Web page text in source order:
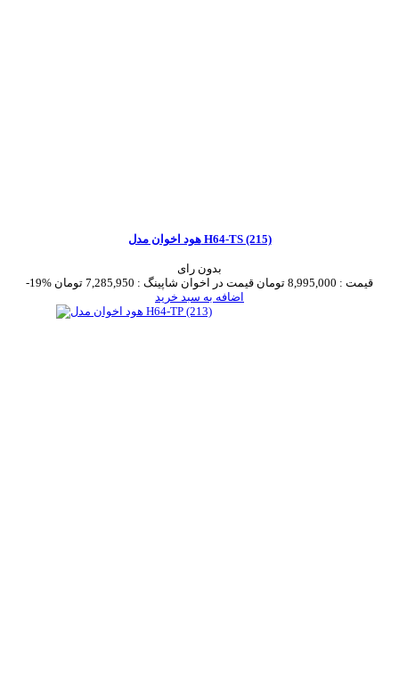
هود اخوان مدل H64-TS (215)
بدون رای
-19%
قیمت : 8,995,000 تومان قیمت در اخوان شاپینگ : 7,285,950 تومان
اضافه به سبد خرید